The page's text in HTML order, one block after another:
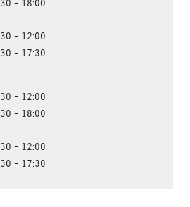
- 18:00
- 12:00
- 17:30
- 12:00
- 18:00
- 12:00
- 17:30